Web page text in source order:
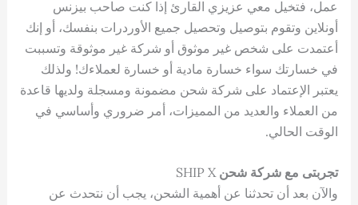
عمل، فتخيل معي عزيزي القارئ إذا كنت صاحب بيزنس
أونلاين وتقوم بتوصيل وتحصيل جميع الأوردرات بنفسك، أو إنك
أعتمدت على شخص غير موثوق أو شركة غير موثوقة وتسببت
في خسارتك سواء خسارة مادية أو خسارة لعملاءك! ولذلك
يعتبر الإعتماد على شركة شحن مضمونة ومسجلة ولديها قاعدة
من العملاء والعديد من المميزات، أمر ضروري وأساسي في
الوقت الحالي.
تجربتى مع شركة شحن SHIP X
والآن بعد أن تحدثنا عن أهمية الشحن، يجب أن نتحدث عن